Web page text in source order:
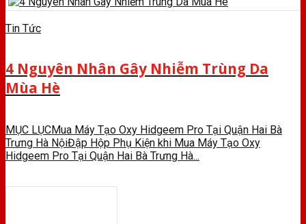
Tin Tức
4 Nguyên Nhân Gây Nhiễm Trùng Da
Mùa Hè
MỤC LỤCMua Máy Tạo Oxy Hidgeem Pro Tại Quận Hai Bà
Trưng Hà NộiĐập Hộp Phụ Kiện khi Mua Máy Tạo Oxy
Hidgeem Pro Tại Quận Hai Bà Trưng Hà...